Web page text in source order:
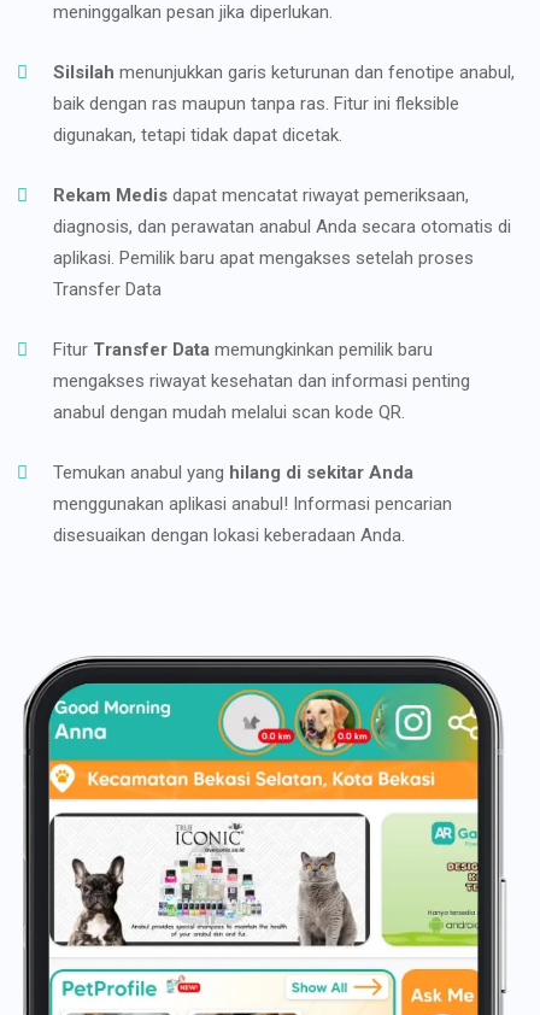
meninggalkan pesan jika diperlukan.
Silsilah menunjukkan garis keturunan dan fenotipe anabul,
baik dengan ras maupun tanpa ras. Fitur ini fleksible
digunakan, tetapi tidak dapat dicetak.
Rekam Medis dapat mencatat riwayat pemeriksaan,
diagnosis, dan perawatan anabul Anda secara otomatis di
aplikasi. Pemilik baru apat mengakses setelah proses
Transfer Data
Fitur Transfer Data memungkinkan pemilik baru
mengakses riwayat kesehatan dan informasi penting
anabul dengan mudah melalui scan kode QR.
Temukan anabul yang hilang di sekitar Anda
menggunakan aplikasi anabul! Informasi pencarian
disesuaikan dengan lokasi keberadaan Anda.